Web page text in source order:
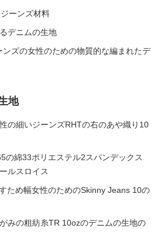
ーンズ材料
デニムの生地
ズの女性のための物質的な編まれたデ
地
の細いジーンズRHTの右のあや織り10
の綿33ポリエステル2スパンデックス
ルスロイス
ため幅女性のためのSkinny Jeans 10の
みの粗紡糸TR 10ozのデニムの生地の